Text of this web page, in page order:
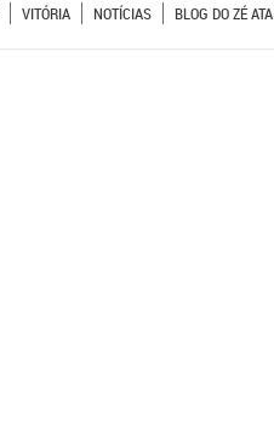
VITÓRIA NOTÍCIAS BLOG DO ZÉ